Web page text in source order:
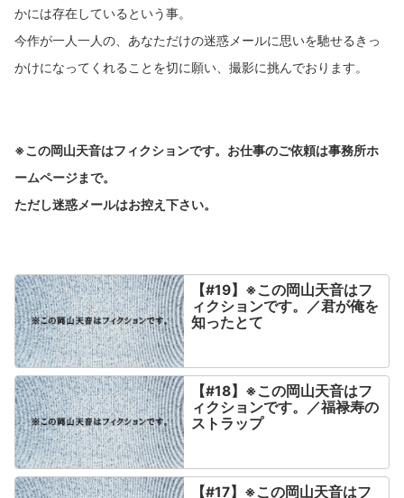
かには存在しているという事。
今作が一人一人の、あなただけの迷惑メールに思いを馳せるきっ
かけになってくれることを切に願い、撮影に挑んでおります。
※この岡山天音はフィクションです。お仕事のご依頼は事務所ホ
ームページまで。
ただし迷惑メールはお控え下さい。
【#19】※この岡山天音はフ
ィクションです。／君が俺を
知ったとて
【#18】※この岡山天音はフ
ィクションです。／福禄寿の
ストラップ
【#17】※この岡山天音はフ